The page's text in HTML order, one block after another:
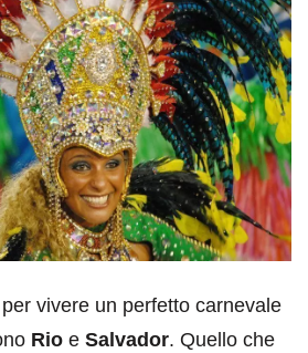
vivere un perfetto carnevale
Rio e Salvador. Quello che